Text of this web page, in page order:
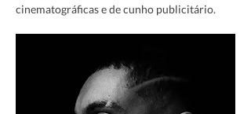
cinematográficas e de cunho publicitário.